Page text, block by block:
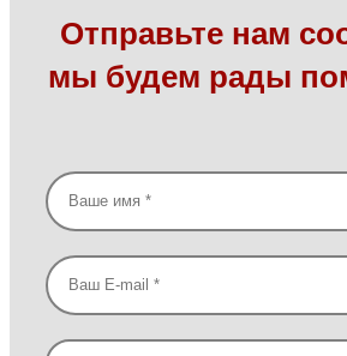
Отправьте нам
мы будем рады